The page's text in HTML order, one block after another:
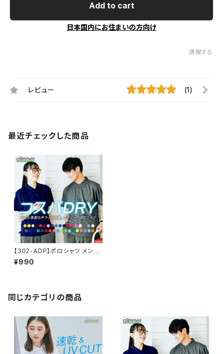
Add to cart
日本国内にお住まいの方向け
通報する
レビュー (1)
最近チェックした商品
【302-ADP】ポロシャツ メンズ
レディース 半袖 4.4オンス ドラ
イポロシャツ 120~150cm
¥990
同じカテゴリの商品